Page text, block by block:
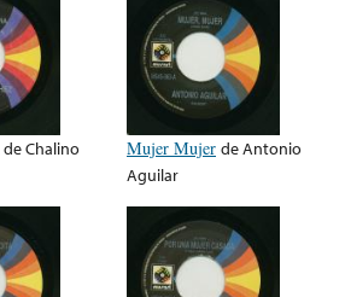
deChalino
Mujer Mujer deAntonio
Aguilar